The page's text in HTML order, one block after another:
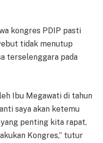
kongres PDIP pasti
tidak menutup
terselenggara pada
Ibu Megawati di tahun
saya akan ketemu
yang penting kita rapat,
Kongres,” tutur